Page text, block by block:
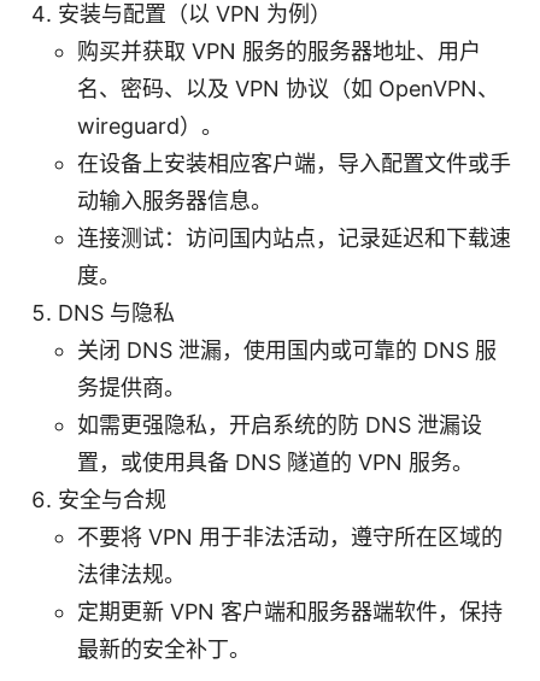
安装与配置（以 VPN 为例）
购买并获取 VPN 服务的服务器地址、用户
名、密码、以及 VPN 协议（如 OpenVPN、
wireguard）。
在设备上安装相应客户端，导入配置文件或手
动输入服务器信息。
连接测试：访问国内站点，记录延迟和下载速
度。
DNS 与隐私
关闭 DNS 泄漏，使用国内或可靠的 DNS 服
务提供商。
如需更强隐私，开启系统的防 DNS 泄漏设
置，或使用具备 DNS 隧道的 VPN 服务。
安全与合规
不要将 VPN 用于非法活动，遵守所在区域的
法律法规。
定期更新 VPN 客户端和服务器端软件，保持
最新的安全补丁。